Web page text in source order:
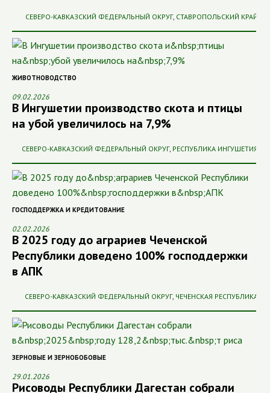
СЕВЕРО-КАВКАЗСКИЙ ФЕДЕРАЛЬНЫЙ ОКРУГ, СТАВРОПОЛЬСКИЙ КРАЙ
ЖИВОТНОВОДСТВО
09.02.2026
В Ингушетии производство скота и птицы
на убой увеличилось на 7,9%
СЕВЕРО-КАВКАЗСКИЙ ФЕДЕРАЛЬНЫЙ ОКРУГ, РЕСПУБЛИКА ИНГУШЕТИЯ
ГОСПОДДЕРЖКА И КРЕДИТОВАНИЕ
02.02.2026
В 2025 году до аграриев Чеченской
Республики доведено 100% господдержки
в АПК
СЕВЕРО-КАВКАЗСКИЙ ФЕДЕРАЛЬНЫЙ ОКРУГ, ЧЕЧЕНСКАЯ РЕСПУБЛИКА
ЗЕРНОВЫЕ И ЗЕРНОБОБОВЫЕ
29.01.2026
Рисоводы Республики Дагестан собрали